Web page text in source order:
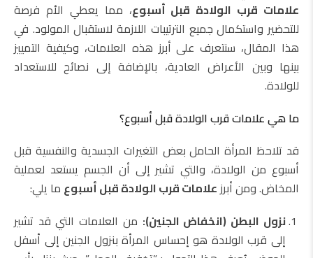
علامات قرب الولادة قبل أسبوع، مما يعطي الأم فرصة
للتحضير واستكمال جميع الترتيبات اللازمة لاستقبال المولود. في
هذا المقال، سنتعرف على أبرز هذه العلامات، وكيفية التمييز
بينها وبين الأعراض العادية، بالإضافة إلى نصائح للاستعداد
للولادة.
ما هي علامات قرب الولادة قبل أسبوع؟
قد تلاحظ المرأة الحامل بعض التغيرات الجسدية والنفسية قبل
أسبوع من الولادة، والتي تشير إلى أن الجسم يستعد لعملية
المخاض. ومن أبرزعلامات قرب الولادة قبل أسبوع ما يلي:
نزول البطن (انخفاض الجنين): من العلامات التي قد تشير
إلى قرب الولادة هو إحساس المرأة بنزول الجنين إلى أسفل